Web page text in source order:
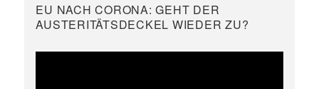
EU NACH CORONA: GEHT DER
AUSTERITÄTSDECKEL WIEDER ZU?